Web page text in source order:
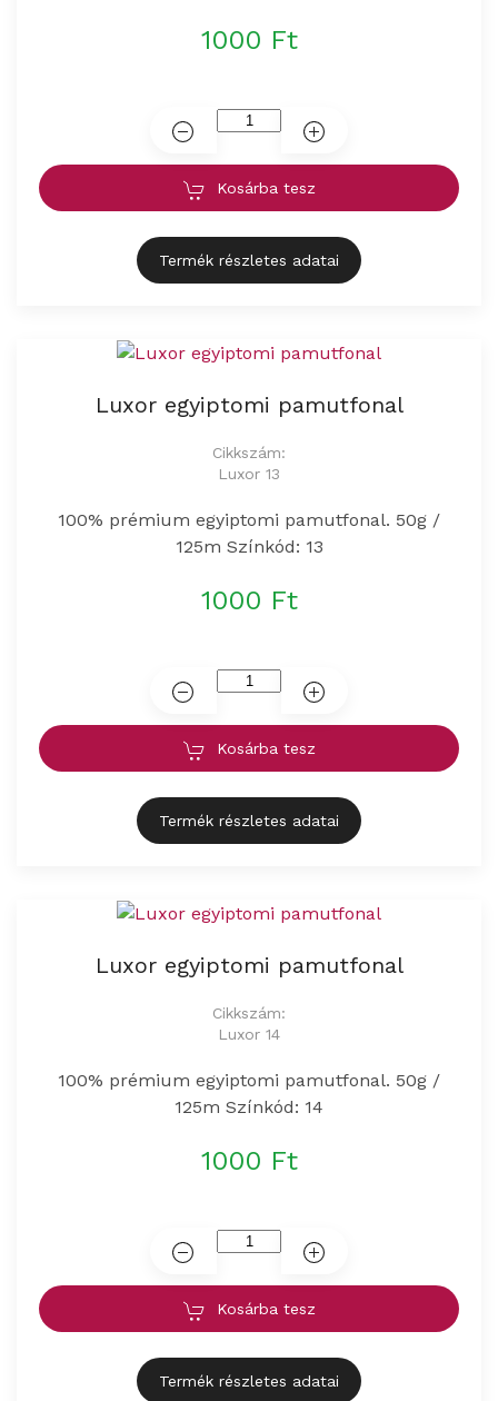
1000 Ft
Kosárba tesz
Termék részletes adatai
Luxor egyiptomi pamutfonal
Cikkszám:
Luxor 13
100% prémium egyiptomi pamutfonal. 50g /
125m Színkód: 13
1000 Ft
Kosárba tesz
Termék részletes adatai
Luxor egyiptomi pamutfonal
Cikkszám:
Luxor 14
100% prémium egyiptomi pamutfonal. 50g /
125m Színkód: 14
1000 Ft
Kosárba tesz
Termék részletes adatai